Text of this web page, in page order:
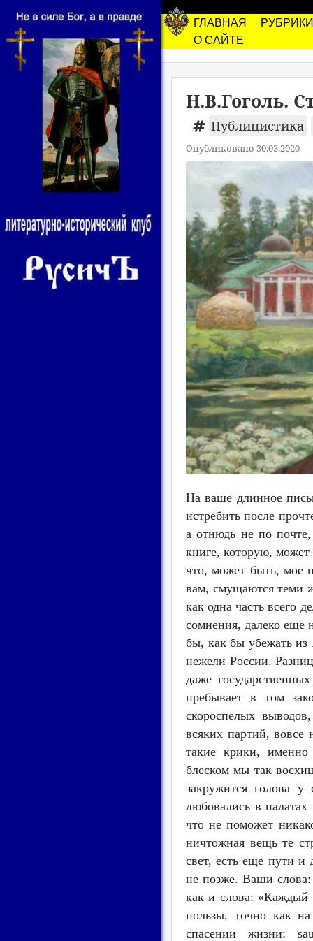
ГЛАВНАЯ
РУБРИКИ
О САЙТЕ
Н.В.Гоголь.
Публицистика
Опубликовано 30.03.2020
На ваше длинное
истребить после
а отнюдь не по
книге, которую,
что, может быть, мое
вам, смущаются теми
как одна часть всего
сомнения, далеко еще
бы, как бы убежать из
нежели России.
даже
пребывает в том
скороспелых
всяких партий, вовсе
такие крики, именно
блеском мы так
закружится голова
любовались в
что не поможет
ничтожная вещь те
свет, есть еще пути и
не позже. Ваши слова:
как и слова: «Каждый
пользы, точно как
спасении жизни: